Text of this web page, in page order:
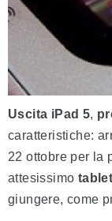
Uscita iPad 5,
caratteristiche:
22 ottobre per la
attesissimo tablet
giungere, come